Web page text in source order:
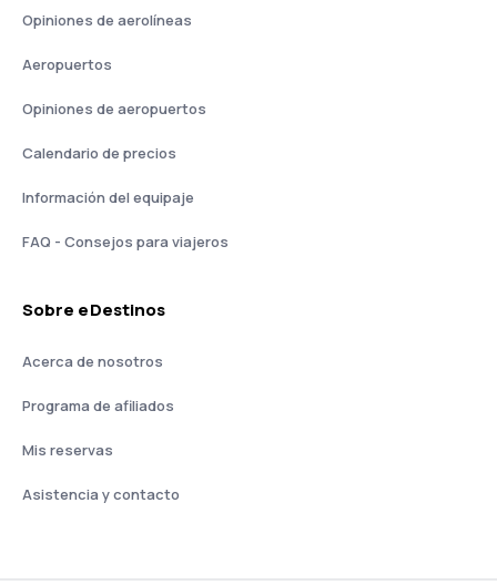
Opiniones de aerolíneas
Aeropuertos
Opiniones de aeropuertos
Calendario de precios
Información del equipaje
FAQ - Consejos para viajeros
Sobre eDestinos
Acerca de nosotros
Programa de afiliados
Mis reservas
Asistencia y contacto